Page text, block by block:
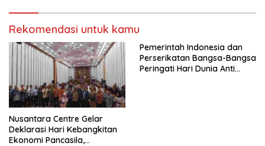
Kasih Allah.
RUU Ketenagakerjaan Baru.
Rekomendasi untuk kamu
Nusantara Centre Gelar
Deklarasi Hari Kebangkitan
Ekonomi Pancasila,
Pemerintah Indonesia dan
Perserikatan Bangsa-Bangsa
Peringati Hari Dunia Anti